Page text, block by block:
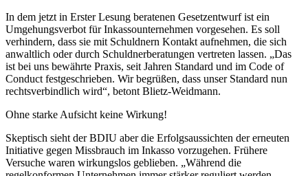
In dem jetzt in Erster Lesung beratenen Gesetzentwurf ist ein
Umgehungsverbot für Inkassounternehmen vorgesehen. Es soll
verhindern, dass sie mit Schuldnern Kontakt aufnehmen, die sich
anwaltlich oder durch Schuldnerberatungen vertreten lassen. „Das
ist bei uns bewährte Praxis, seit Jahren Standard und im Code of
Conduct festgeschrieben. Wir begrüßen, dass unser Standard nun
rechtsverbindlich wird“, betont Blietz-Weidmann.
Ohne starke Aufsicht keine Wirkung!
Skeptisch sieht der BDIU aber die Erfolgsaussichten der erneuten
Initiative gegen Missbrauch im Inkasso vorzugehen. Frühere
Versuche waren wirkungslos geblieben. „Während die